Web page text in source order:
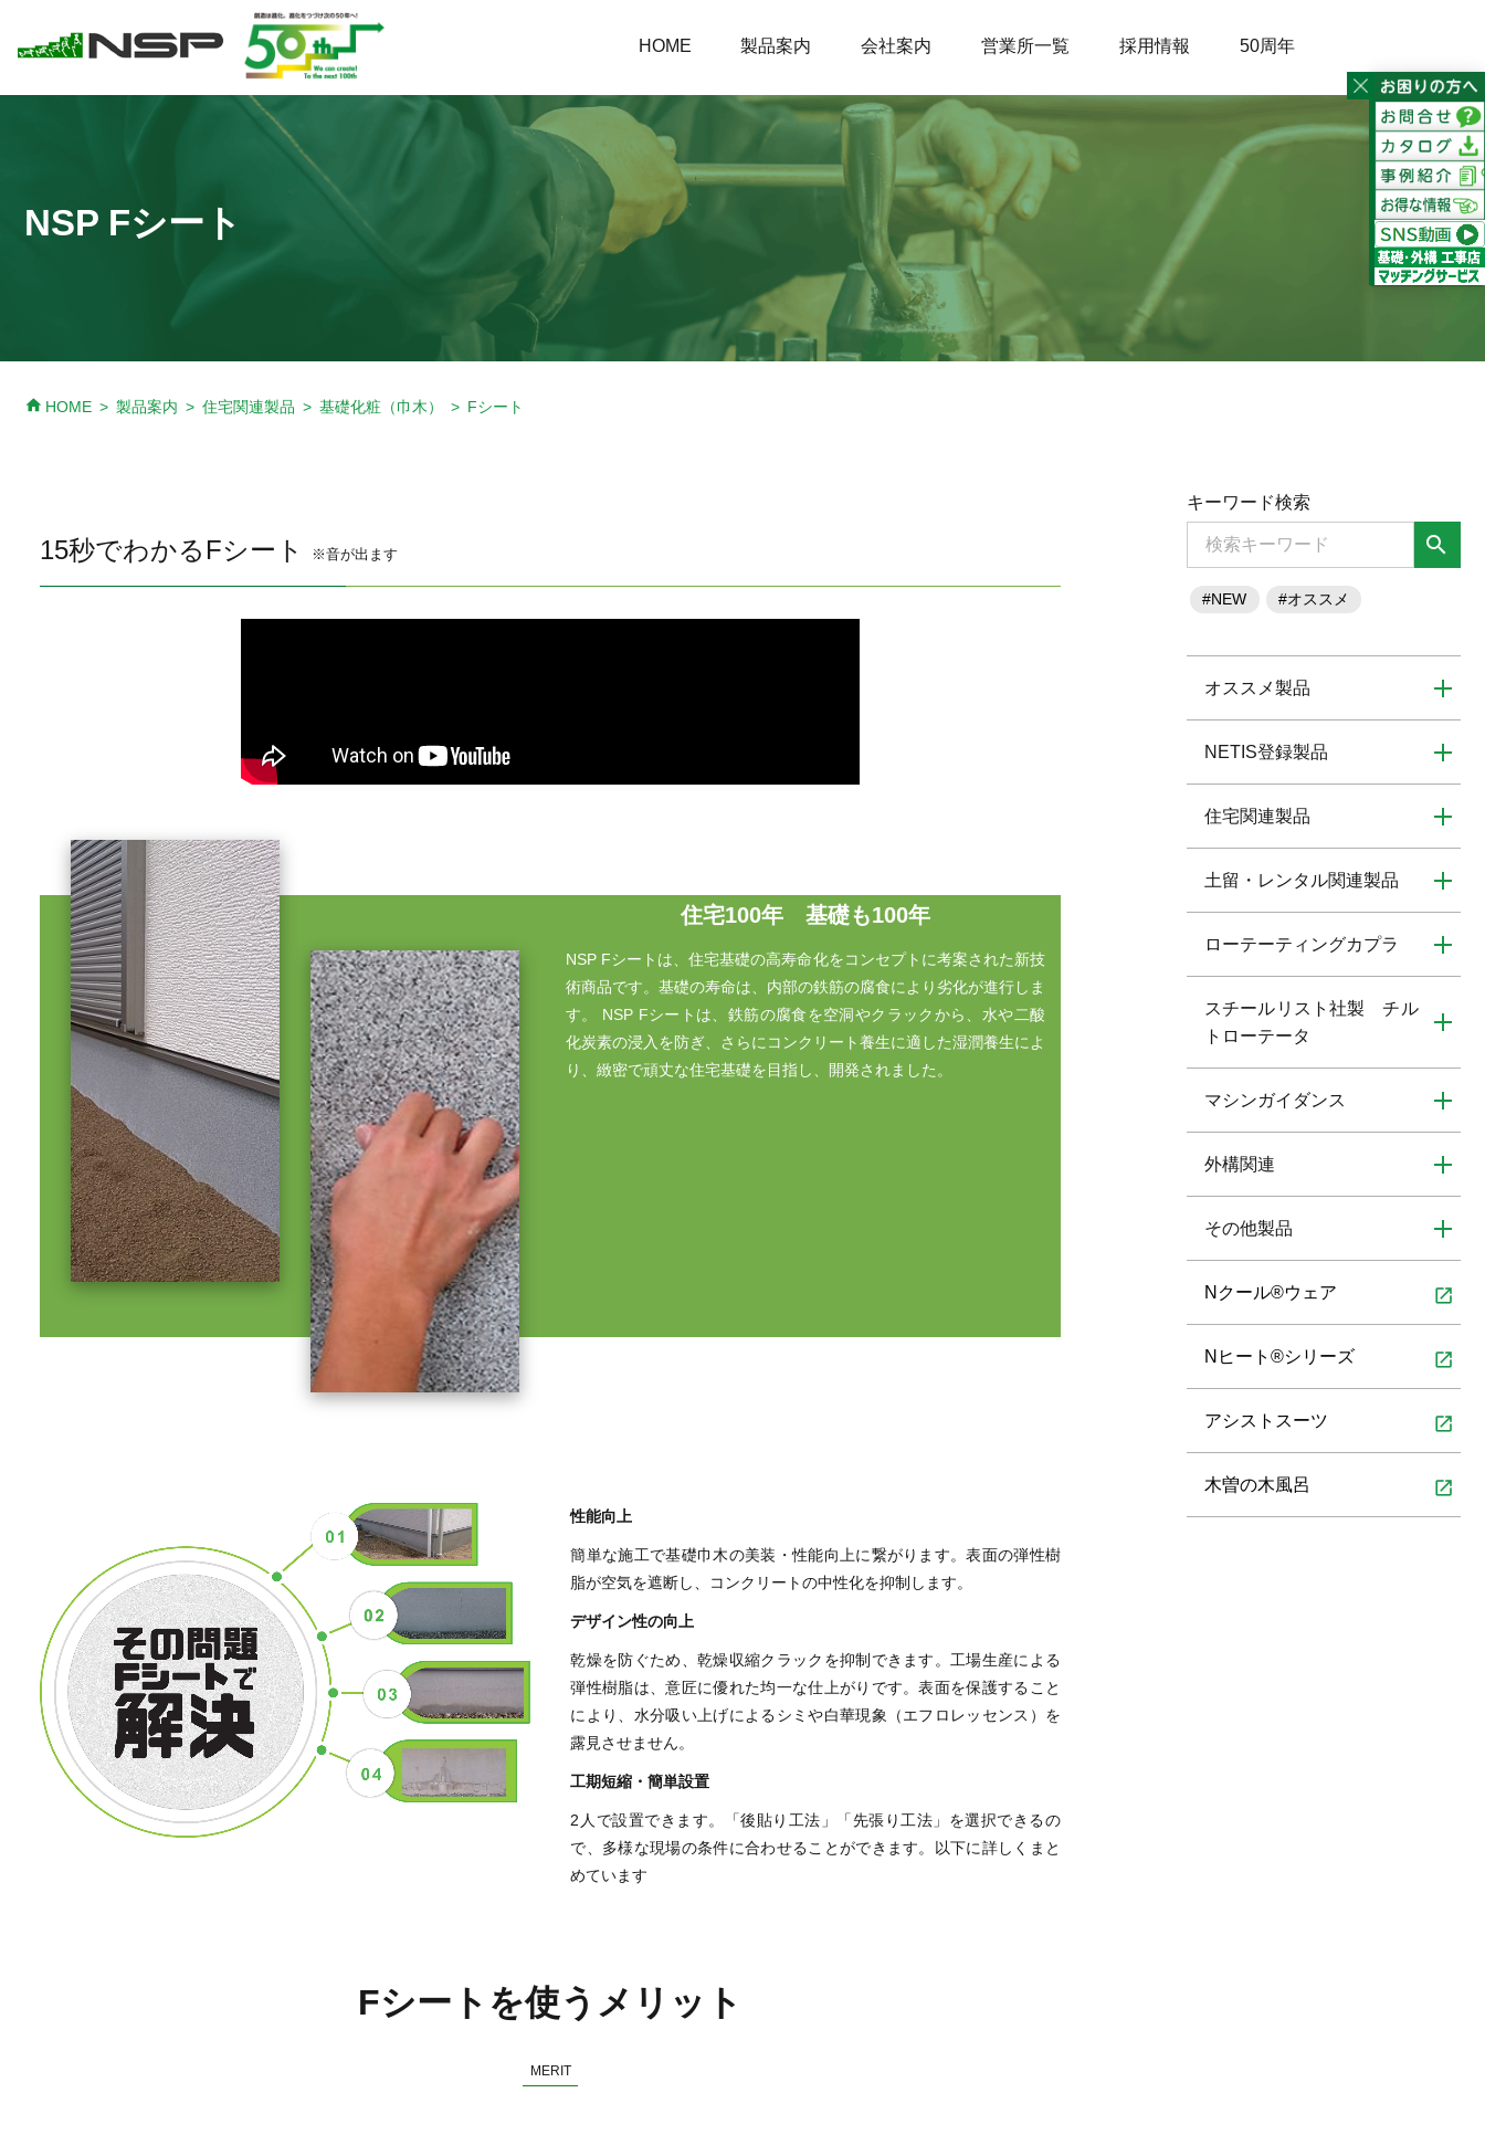
HOME 製品案内 会社案内 営業所一覧 採用情報 50周年
NSP Fシート
home HOME 製品案内 住宅関連製品 基礎化粧（巾木） Fシート
15秒でわかるFシート ※音が出ます
住宅100年 基礎も100年
NSP Fシートは、住宅基礎の高寿命化をコンセプトに考案された新技
術商品です。基礎の寿命は、内部の鉄筋の腐食により劣化が進行しま
す。 NSP Fシートは、鉄筋の腐食を空洞やクラックから、水や二酸
化炭素の浸入を防ぎ、さらにコンクリート養生に適した湿潤養生によ
り、緻密で頑丈な住宅基礎を目指し、開発されました。
性能向上
簡単な施工で基礎巾木の美装・性能向上に繋がります。表面の弾性樹
脂が空気を遮断し、コンクリートの中性化を抑制します。
デザイン性の向上
乾燥を防ぐため、乾燥収縮クラックを抑制できます。工場生産による
弾性樹脂は、意匠に優れた均一な仕上がりです。表面を保護すること
により、水分吸い上げによるシミや白華現象（エフロレッセンス）を
露見させません。
工期短縮・簡単設置
2人で設置できます。「後貼り工法」「先張り工法」を選択できるの
で、多様な現場の条件に合わせることができます。以下に詳しくまと
めています
Fシートを使うメリット
MERIT
キーワード検索
search
#NEW #オススメ
オススメ製品
NETIS登録製品
住宅関連製品
土留・レンタル関連製品
ローテーティングカプラ
スチールリスト社製 チル
トローテータ
マシンガイダンス
外構関連
その他製品
Nクール®ウェア open_in_new
Nヒート®シリーズ open_in_new
アシストスーツ open_in_new
木曽の木風呂 open_in_new